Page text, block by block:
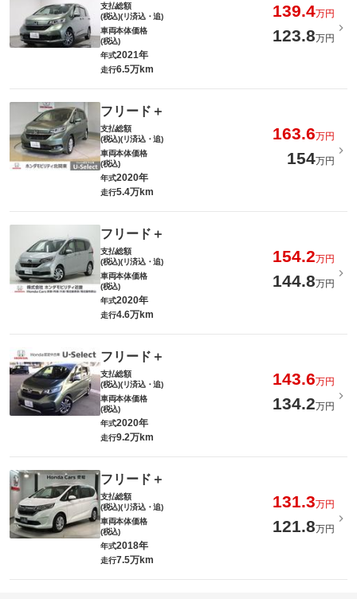
支払総額
(税込)(リ済込・追)
139.4万円
車両本体価格
(税込)
123.8万円
年式2021年
走行6.5万km
フリード＋
支払総額
(税込)(リ済込・追)
163.6万円
車両本体価格
(税込)
154万円
年式2020年
走行5.4万km
フリード＋
支払総額
(税込)(リ済込・追)
154.2万円
車両本体価格
(税込)
144.8万円
年式2020年
走行4.6万km
フリード＋
支払総額
(税込)(リ済込・追)
143.6万円
車両本体価格
(税込)
134.2万円
年式2020年
走行9.2万km
フリード＋
支払総額
(税込)(リ済込・追)
131.3万円
車両本体価格
(税込)
121.8万円
年式2018年
走行7.5万km